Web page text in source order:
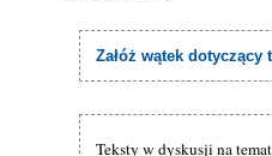
Załóż wątek
Teksty w dyskusji na